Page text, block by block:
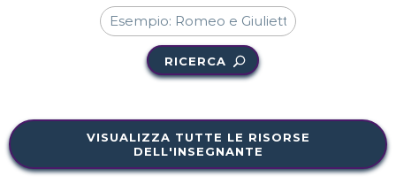
RICERCA
VISUALIZZA TUTTE LE RISORSE
DELL'INSEGNANTE